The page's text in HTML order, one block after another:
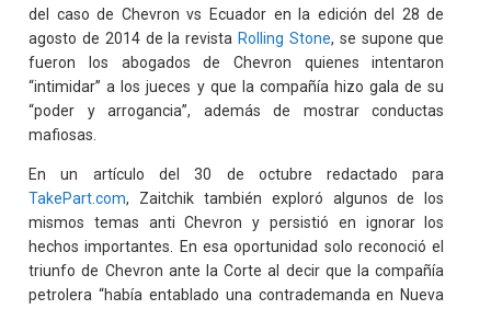
del caso de Chevron vs Ecuador en la edición del 28 de
agosto de 2014 de la revista Rolling Stone, se supone que
fueron los abogados de Chevron quienes intentaron
“intimidar” a los jueces y que la compañía hizo gala de su
“poder y arrogancia”, además de mostrar conductas
mafiosas.
En un artículo del 30 de octubre redactado para
TakePart.com, Zaitchik también exploró algunos de los
mismos temas anti Chevron y persistió en ignorar los
hechos importantes. En esa oportunidad solo reconoció el
triunfo de Chevron ante la Corte al decir que la compañía
petrolera “había entablado una contrademanda en Nueva